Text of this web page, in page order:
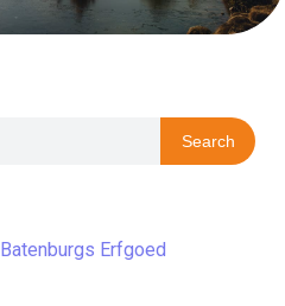
Search
Batenburgs Erfgoed